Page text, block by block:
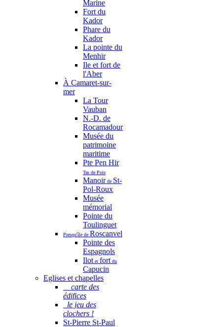
Marine
Fort du
Kador
Phare du
Kador
La pointe du
Menhir
Ile et fort de
l'Aber
À Camaret-sur-
mer
La Tour
Vauban
N.-D. de
Rocamadour
Musée du
patrimoine
maritime
Pte Pen Hir
Tas de Pois
Manoirde St-
Pol-Roux
Musée
mémorial
Pointe du
Toulinguet
Presqu'île de Roscanvel
Pointe des
Espagnols
Ilot et fort du
Capucin
Eglises et chapelles
carte des
édifices
le jeu des
clochers !
St-Pierre St-Paul